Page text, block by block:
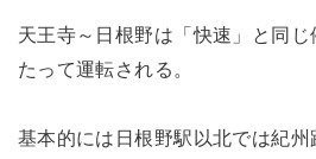
天王寺～日根野は「快速」と同
たって運転される。
基本的には日根野駅以北では紀